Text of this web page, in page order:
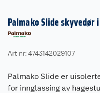
Palmako Slide skyvedør
Art nr: 4743142029107
Palmako Slide er
for innglassing av